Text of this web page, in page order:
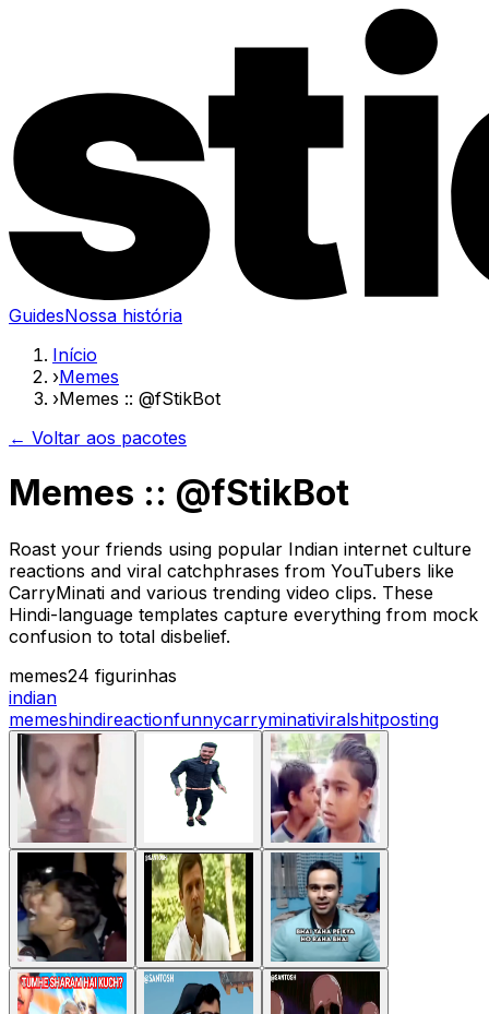
GuidesNossa história
Início
›Memes
›Memes :: @fStikBot
← Voltar aos pacotes
Memes :: @fStikBot
Roast your friends using popular Indian internet culture
reactions and viral catchphrases from YouTubers like
CarryMinati and various trending video clips. These
Hindi-language templates capture everything from mock
confusion to total disbelief.
memes24 figurinhas
indian
memeshindireactionfunnycarryminativiralshitposting